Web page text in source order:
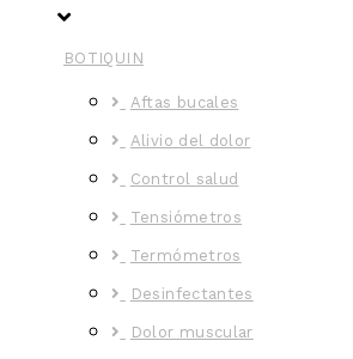
BOTIQUIN
Aftas bucales
Alivio del dolor
Control salud
Tensiómetros
Termómetros
Desinfectantes
Dolor muscular